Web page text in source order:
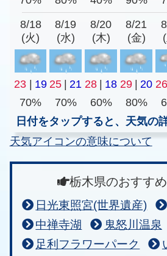
8/18
(火)
8/19
(水)
8/20
(木)
8/21
(金)
23 19 25 21 28 18 29 20 26
70%
70% 60% 80%
日付をタップすると、天気の
天気アイコンの意味について
栃木県のおすす
日光東照宮(世界遺産)
中禅寺湖
鬼怒川温泉
足利フラワーパーク